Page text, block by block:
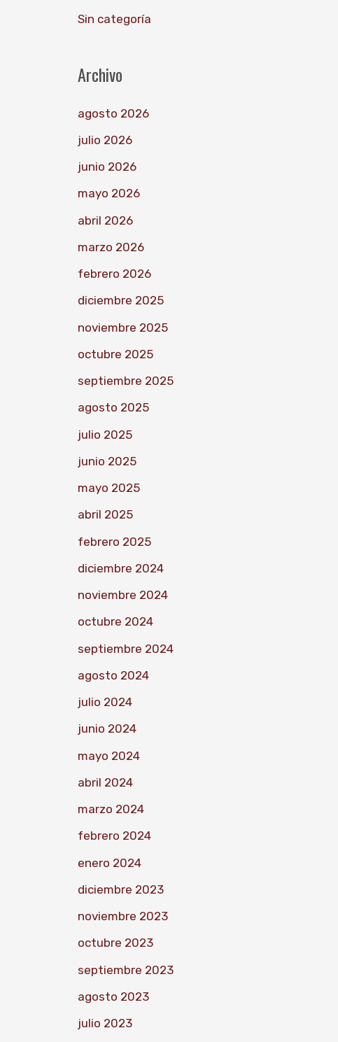
Sin categoría
Archivo
agosto 2026
julio 2026
junio 2026
mayo 2026
abril 2026
marzo 2026
febrero 2026
diciembre 2025
noviembre 2025
octubre 2025
septiembre 2025
agosto 2025
julio 2025
junio 2025
mayo 2025
abril 2025
febrero 2025
diciembre 2024
noviembre 2024
octubre 2024
septiembre 2024
agosto 2024
julio 2024
junio 2024
mayo 2024
abril 2024
marzo 2024
febrero 2024
enero 2024
diciembre 2023
noviembre 2023
octubre 2023
septiembre 2023
agosto 2023
julio 2023